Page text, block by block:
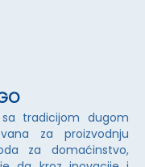
tradicijom dugom
za proizvodnju
za domaćinstvo,